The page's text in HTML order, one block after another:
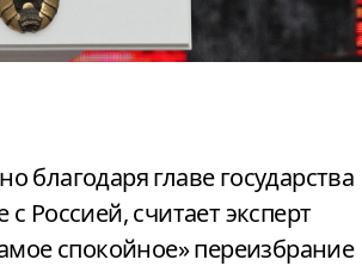
Россией, считает эксперт
спокойное» переизбрание